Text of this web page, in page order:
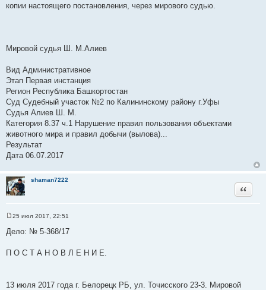
копии настоящего постановления, через мирового судью.
Мировой судья Ш. М.Алиев
Вид Административное
Этап Первая инстанция
Регион Республика Башкортостан
Суд Судебный участок №2 по Калининскому району г.Уфы
Судья Алиев Ш. М.
Категория 8.37 ч.1 Нарушение правил пользования объектами
животного мира и правил добычи (вылова)...
Результат
Дата 06.07.2017
shaman7222
Цитата
о
щ
е
25 июл 2017, 22:51
Дело: № 5-368/17
П О С Т А Н О В Л Е Н И Е.
13 июля 2017 года г. Белорецк РБ, ул. Точисского 23-3. Мировой